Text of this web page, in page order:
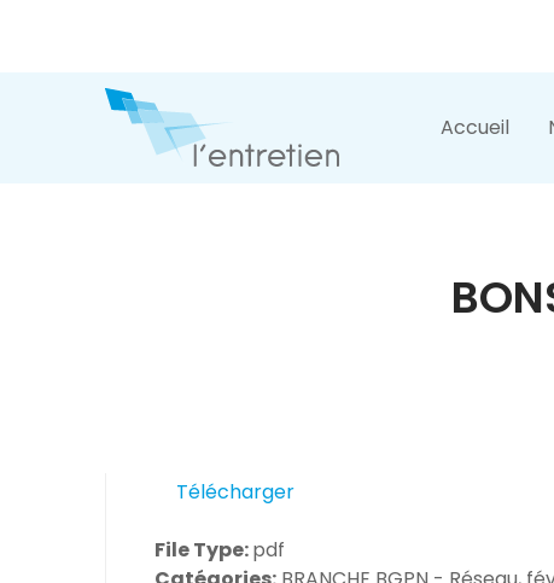
Accueil
Télécharger
File Type:pdf